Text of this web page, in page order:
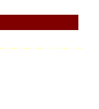
. . ...... . ..